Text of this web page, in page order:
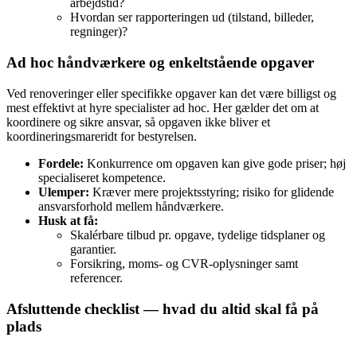
arbejdstid?
Hvordan ser rapporteringen ud (tilstand, billeder,
regninger)?
Ad hoc håndværkere og enkeltstående opgaver
Ved renoveringer eller specifikke opgaver kan det være billigst og
mest effektivt at hyre specialister ad hoc. Her gælder det om at
koordinere og sikre ansvar, så opgaven ikke bliver et
koordineringsmareridt for bestyrelsen.
Fordele: Konkurrence om opgaven kan give gode priser; høj
specialiseret kompetence.
Ulemper: Kræver mere projektsstyring; risiko for glidende
ansvarsforhold mellem håndværkere.
Husk at få:
Skalérbare tilbud pr. opgave, tydelige tidsplaner og
garantier.
Forsikring, moms- og CVR-oplysninger samt
referencer.
Afsluttende checklist — hvad du altid skal få på
plads